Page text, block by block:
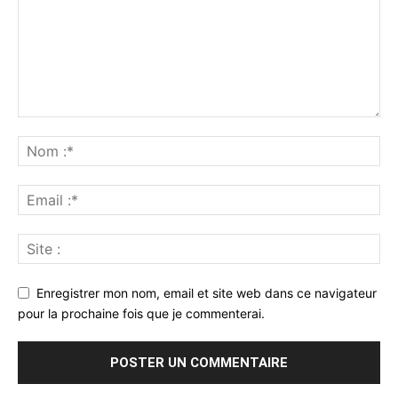
Enregistrer mon nom, email et site web dans ce navigateur
pour la prochaine fois que je commenterai.